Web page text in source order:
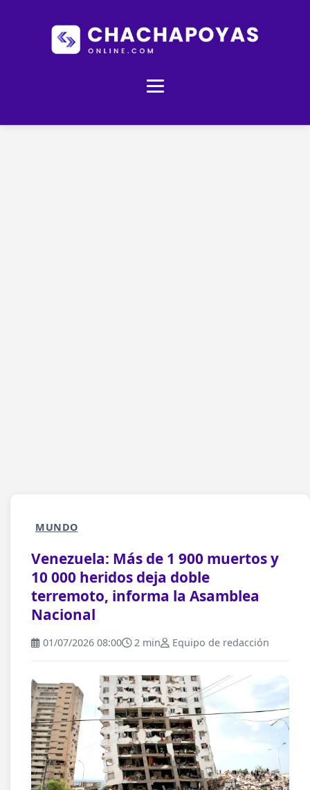
MUNDO
Venezuela: Más de 1 900 muertos y
10 000 heridos deja doble
terremoto, informa la Asamblea
Nacional
01/07/2026 08:00 2 min Equipo de redacción